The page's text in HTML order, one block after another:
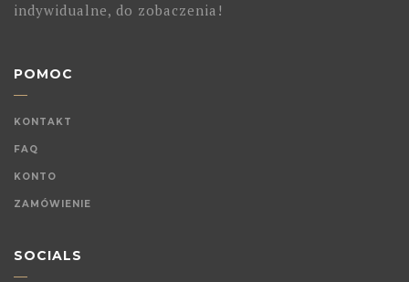
indywidualne, do zobaczenia!
POMOC
KONTAKT
FAQ
KONTO
ZAMÓWIENIE
SOCIALS